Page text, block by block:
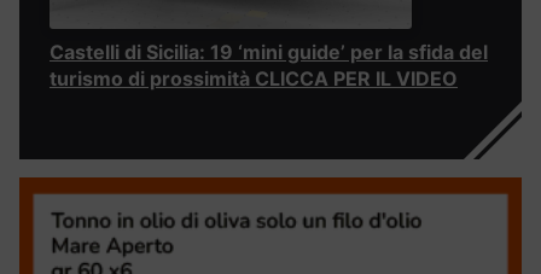
Castelli di Sicilia: 19 ‘mini guide’ per la sfida del
turismo di prossimità CLICCA PER IL VIDEO